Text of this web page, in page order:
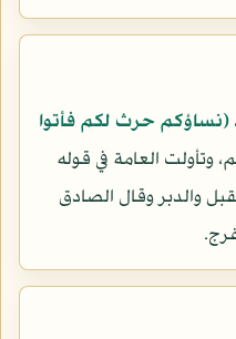
(نساؤكم حرث لكم فأتوا
وتأولت العامة في قوله
والدبر وقال الصادق